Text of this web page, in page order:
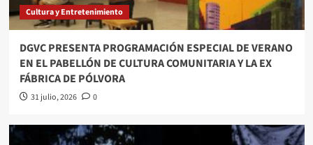
Cultura y Entretenimiento
DGVC PRESENTA PROGRAMACIÓN ESPECIAL DE VERANO
EN EL PABELLÓN DE CULTURA COMUNITARIA Y LA EX
FÁBRICA DE PÓLVORA
31 julio, 2026 0